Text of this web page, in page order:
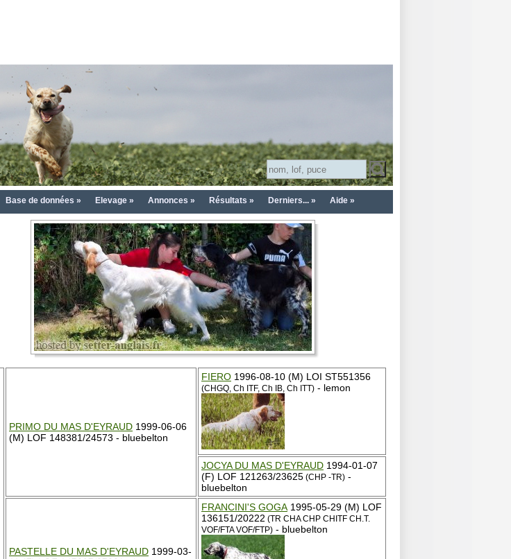
Base de données » Elevage » Annonces » Résultats » Derniers... » Aide »
PRIMO DU MAS D'EYRAUD 1999-06-06
(M) LOF 148381/24573 - bluebelton
FIERO 1996-08-10 (M) LOI ST551356
(CHGQ, Ch ITF, Ch IB, Ch ITT) - lemon
JOCYA DU MAS D'EYRAUD 1994-01-07
(F) LOF 121263/23625 (CHP -TR) -
bluebelton
PASTELLE DU MAS D'EYRAUD 1999-03-
FRANCINI'S GOGA 1995-05-29 (M) LOF
136151/20222 (TR CHA CHP CHITF CH.T.
VOF/FTA VOF/FTP) - bluebelton